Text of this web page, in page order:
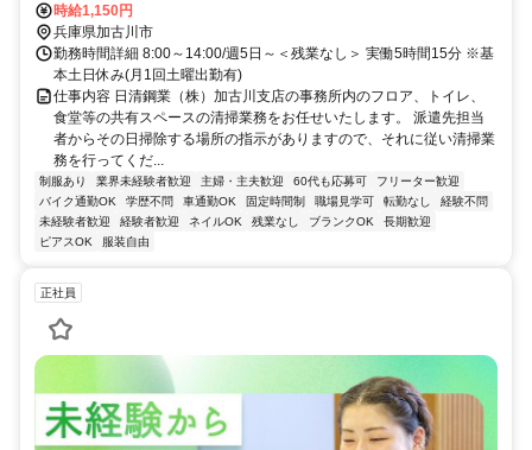
～バスで20分
時給1,150円
兵庫県加古川市
勤務時間詳細 8:00～14:00/週5日～＜残業なし＞ 実働5時間15分 ※基
本土日休み(月1回土曜出勤有)
仕事内容 日清鋼業（株）加古川支店の事務所内のフロア、トイレ、
食堂等の共有スペースの清掃業務をお任せいたします。 派遣先担当
者からその日掃除する場所の指示がありますので、それに従い清掃業
務を行ってくだ...
制服あり 業界未経験者歓迎 主婦・主夫歓迎 60代も応募可
フリーター歓迎
バイク通勤OK
学歴不問 車通勤OK 固定時間制 職場見学可 転勤なし
経験不問
未経験者歓迎
経験者歓迎 ネイルOK 残業なし ブランクOK
長期歓迎
ピアスOK
服装自由
正社員